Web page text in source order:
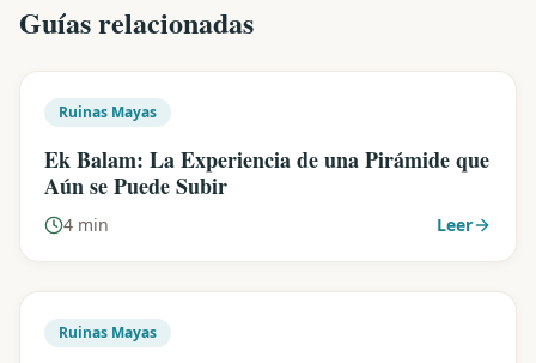
Guías relacionadas
Ruinas Mayas
Ek Balam: La Experiencia de una Pirámide que
Aún se Puede Subir
4 min Leer
Ruinas Mayas